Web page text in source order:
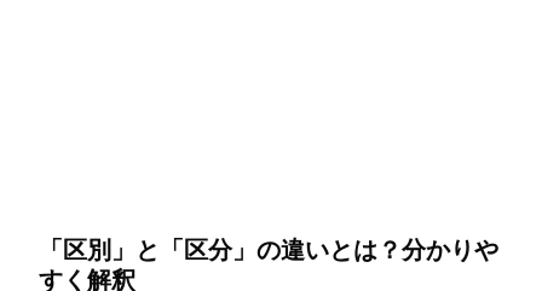
「区別」と「区分」の違いとは？分かりや
すく解釈